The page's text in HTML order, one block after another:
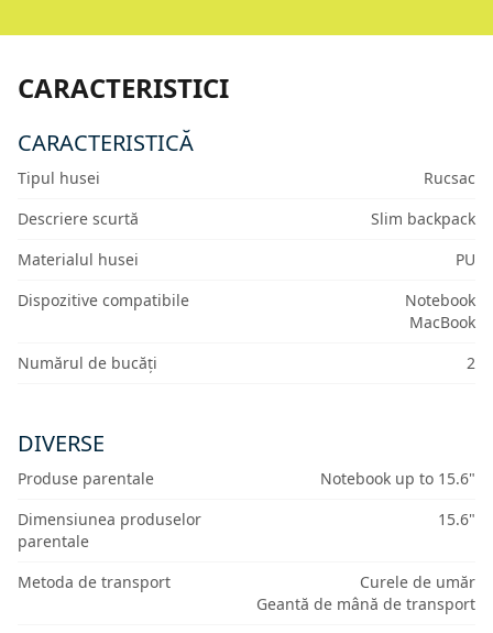
CARACTERISTICI
CARACTERISTICĂ
Tipul husei
Rucsac
Descriere scurtă
Slim backpack
Materialul husei
PU
Dispozitive compatibile
Notebook
MacBook
Numărul de bucăți
2
DIVERSE
Produse parentale
Notebook up to 15.6"
Dimensiunea produselor
parentale
15.6"
Metoda de transport
Curele de umăr
Geantă de mână de transport